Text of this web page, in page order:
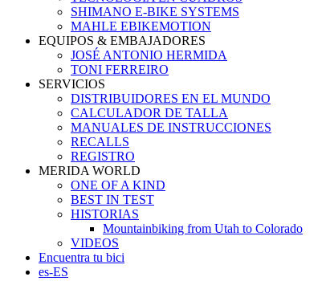
SHIMANO E-BIKE SYSTEMS
MAHLE EBIKEMOTION
EQUIPOS & EMBAJADORES
JOSÉ ANTONIO HERMIDA
TONI FERREIRO
SERVICIOS
DISTRIBUIDORES EN EL MUNDO
CALCULADOR DE TALLA
MANUALES DE INSTRUCCIONES
RECALLS
REGISTRO
MERIDA WORLD
ONE OF A KIND
BEST IN TEST
HISTORIAS
Mountainbiking from Utah to Colorado
VIDEOS
Encuentra tu bici
es-ES